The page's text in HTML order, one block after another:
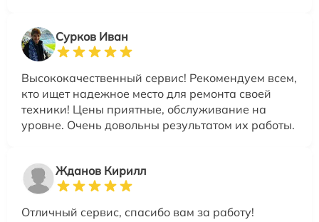
Сурков Иван
Высококачественный сервис! Рекомендуем всем,
кто ищет надежное место для ремонта своей
техники! Цены приятные, обслуживание на
уровне. Очень довольны результатом их работы.
Жданов Кирилл
Отличный сервис, спасибо вам за работу!